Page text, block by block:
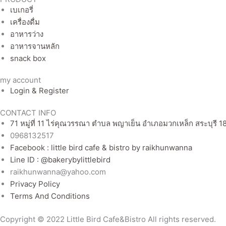
เบเกอรี่
เครื่องดื่ม
อาหารว่าง
อาหารจานหลัก
snack box
my account
Login & Register
CONTACT INFO
71 หมู่ที่ 11 ไร่คุณวรรณา ตำบล พญาเย็น อำเภอมวกเหล็ก สระบุรี
0968132517
Facebook : little bird cafe & bistro by raikhunwanna
Line ID : @bakerybylittlebird
raikhunwanna@yahoo.com
Privacy Policy
Terms And Conditions
Copyright © 2022 Little Bird Cafe&Bistro All rights reserved.